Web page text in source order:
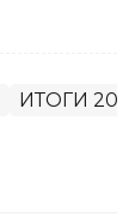
ИТОГИ 2015